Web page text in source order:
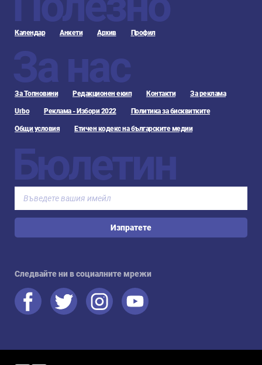
Календар Анкети Архив Профил
За нас
За Топновини Редакционен екип Контакти За реклама
Urbo Реклама - Избори 2022 Политика за бисквитките
Общи условия Етичен кодекс на българските медии
Бюлетин
Изпратете
Следвайте ни в социалните мрежи